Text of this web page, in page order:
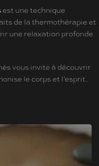
est une technique
de la thermothérapie et
une relaxation profonde
vous invite à découvrir
le corps et l’esprit.